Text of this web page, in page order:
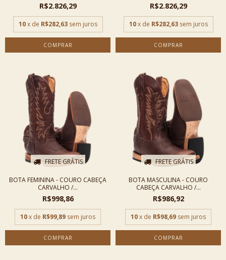
R$2.826,29
10 x de R$282,63 sem juros
COMPRAR
R$2.826,29
10 x de R$282,63 sem juros
COMPRAR
FRETE GRÁTIS
BOTA FEMININA - COURO CABEÇA
CARVALHO /...
R$998,86
10x de R$99,89 sem juros
COMPRAR
FRETE GRÁTIS
BOTA MASCULINA - COURO
CABEÇA CARVALHO /...
R$986,92
10x de R$98,69 sem juros
COMPRAR